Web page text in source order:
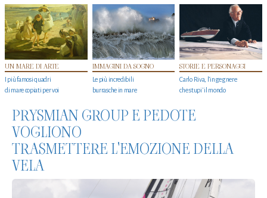
UN MARE DI ARTE
I più famosi quadri
di mare copiati per voi
IMMAGINI DA SOGNO
Le più incredibili
burrasche in mare
STORIE E PERSONAGGI
Carlo Riva, l’ingegnere
che stupi' il mondo
PRYSMIAN GROUP E PEDOTE
VOGLIONO
TRASMETTERE L'EMOZIONE DELLA
VELA